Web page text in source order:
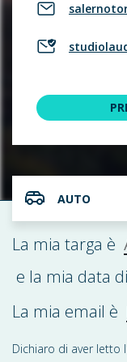
AUTO
La mia targa è
e la mia data
La mia email è
Dichiaro di aver letto l'